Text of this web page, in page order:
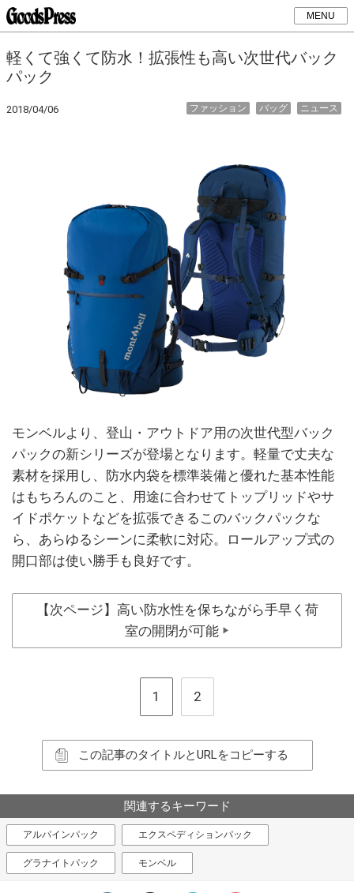
MENU
軽くて強くて防水！拡張性も高い次世代バック
パック
2018/04/06 ニュース
バッグ
ファッション
モンベルより、登山・アウトドア用の次世代型バック
パックの新シリーズが登場となります。軽量で丈夫な
素材を採用し、防水内袋を標準装備と優れた基本性能
はもちろんのこと、用途に合わせてトップリッドやサ
イドポケットなどを拡張できるこのバックパックな
ら、あらゆるシーンに柔軟に対応。ロールアップ式の
開口部は使い勝手も良好です。
【次ページ】高い防水性を保ちながら手早く荷
室の開閉が可能 ▶
1 2
この記事のタイトルとURLをコピーする
関連するキーワード
アルパインパック エクスペディションパック
グラナイトパック モンベル